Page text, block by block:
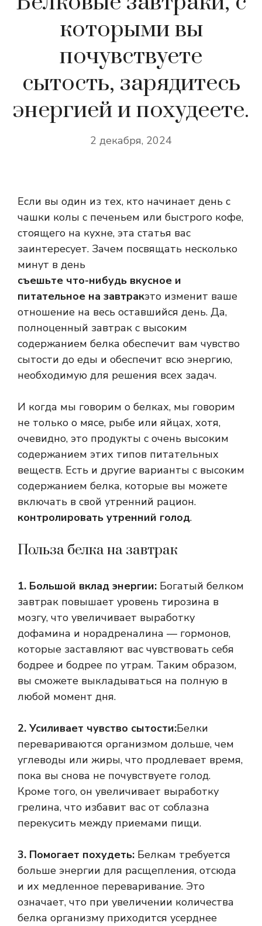
которыми вы
почувствуете
сытость, зарядитесь
энергией и похудеете.
2 декабря, 2024
Если вы один из тех, кто начинает день с
чашки колы с печеньем или быстрого кофе,
стоящего на кухне, эта статья вас
заинтересует. Зачем посвящать несколько
минут в день
съешьте что-нибудь вкусное и
питательное на завтракэто изменит ваше
отношение на весь оставшийся день. Да,
полноценный завтрак с высоким
содержанием белка обеспечит вам чувство
сытости до еды и обеспечит всю энергию,
необходимую для решения всех задач.
И когда мы говорим о белках, мы говорим
не только о мясе, рыбе или яйцах, хотя,
очевидно, это продукты с очень высоким
содержанием этих типов питательных
веществ. Есть и другие варианты с высоким
содержанием белка, которые вы можете
включать в свой утренний рацион.
контролировать утренний голод.
Польза белка на завтрак
1. Большой вклад энергии: Богатый белком
завтрак повышает уровень тирозина в
мозгу, что увеличивает выработку
дофамина и норадреналина — гормонов,
которые заставляют вас чувствовать себя
бодрее и бодрее по утрам. Таким образом,
вы сможете выкладываться на полную в
любой момент дня.
2. Усиливает чувство сытости:Белки
перевариваются организмом дольше, чем
углеводы или жиры, что продлевает время,
пока вы снова не почувствуете голод.
Кроме того, он увеличивает выработку
грелина, что избавит вас от соблазна
перекусить между приемами пищи.
3. Помогает похудеть: Белкам требуется
больше энергии для расщепления, отсюда
и их медленное переваривание. Это
означает, что при увеличении количества
белка организму приходится усерднее